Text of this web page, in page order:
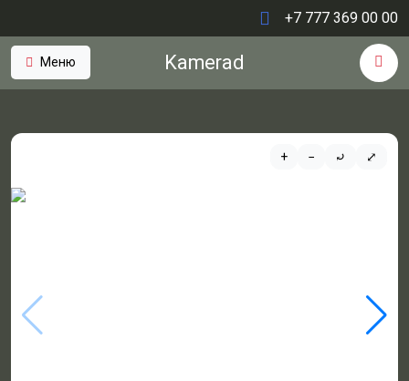
+7 777 369 00 00
Меню Kamerad
+ − ⤾ ⤢